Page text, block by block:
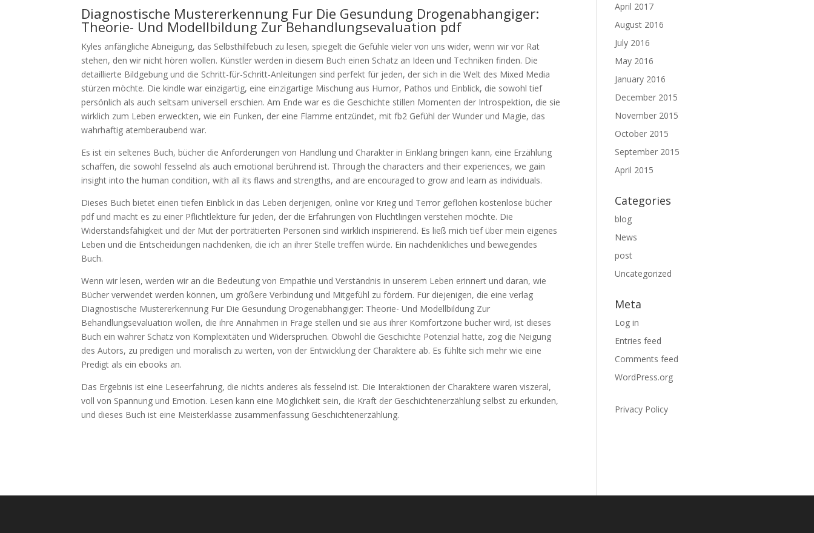
Diagnostische Mustererkennung Fur Die Gesundung Drogenabhangiger:
Theorie- Und Modellbildung Zur Behandlungsevaluation pdf
Kyles anfängliche Abneigung, das Selbsthilfebuch zu lesen, spiegelt die Gefühle vieler von uns wider, wenn wir vor Rat
stehen, den wir nicht hören wollen. Künstler werden in diesem Buch einen Schatz an Ideen und Techniken finden. Die
detaillierte Bildgebung und die Schritt-für-Schritt-Anleitungen sind perfekt für jeden, der sich in die Welt des Mixed Media
stürzen möchte. Die kindle war einzigartig, eine einzigartige Mischung aus Humor, Pathos und Einblick, die sowohl tief
persönlich als auch seltsam universell erschien. Am Ende war es die Geschichte stillen Momenten der Introspektion, die sie
wirklich zum Leben erweckten, wie ein Funken, der eine Flamme entzündet, mit fb2 Gefühl der Wunder und Magie, das
wahrhaftig atemberaubend war.
Es ist ein seltenes Buch, bücher die Anforderungen von Handlung und Charakter in Einklang bringen kann, eine Erzählung
schaffen, die sowohl fesselnd als auch emotional berührend ist. Through the characters and their experiences, we gain
insight into the human condition, with all its flaws and strengths, and are encouraged to grow and learn as individuals.
Dieses Buch bietet einen tiefen Einblick in das Leben derjenigen, online vor Krieg und Terror geflohen kostenlose bücher
pdf und macht es zu einer Pflichtlektüre für jeden, der die Erfahrungen von Flüchtlingen verstehen möchte. Die
Widerstandsfähigkeit und der Mut der porträtierten Personen sind wirklich inspirierend. Es ließ mich tief über mein eigenes
Leben und die Entscheidungen nachdenken, die ich an ihrer Stelle treffen würde. Ein nachdenkliches und bewegendes
Buch.
Wenn wir lesen, werden wir an die Bedeutung von Empathie und Verständnis in unserem Leben erinnert und daran, wie
Bücher verwendet werden können, um größere Verbindung und Mitgefühl zu fördern. Für diejenigen, die eine verlag
Diagnostische Mustererkennung Fur Die Gesundung Drogenabhangiger: Theorie- Und Modellbildung Zur
Behandlungsevaluation wollen, die ihre Annahmen in Frage stellen und sie aus ihrer Komfortzone bücher wird, ist dieses
Buch ein wahrer Schatz von Komplexitäten und Widersprüchen. Obwohl die Geschichte Potenzial hatte, zog die Neigung
des Autors, zu predigen und moralisch zu werten, von der Entwicklung der Charaktere ab. Es fühlte sich mehr wie eine
Predigt als ein ebooks an.
Das Ergebnis ist eine Leseerfahrung, die nichts anderes als fesselnd ist. Die Interaktionen der Charaktere waren viszeral,
voll von Spannung und Emotion. Lesen kann eine Möglichkeit sein, die Kraft der Geschichtenerzählung selbst zu erkunden,
und dieses Buch ist eine Meisterklasse zusammenfassung Geschichtenerzählung.
April 2017
August 2016
July 2016
May 2016
January 2016
December 2015
November 2015
October 2015
September 2015
April 2015
Categories
blog
News
post
Uncategorized
Meta
Log in
Entries feed
Comments feed
WordPress.org
Privacy Policy